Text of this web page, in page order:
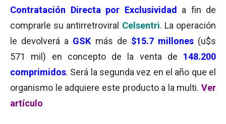
Contratación Directa por Exclusividad
a fin de
comprarle su antirretroviral Celsentri. La operación
le devolverá a GSK más de $15.7 millones (u$s
571 mil) en concepto de la venta de 148.200
comprimidos. Será la segunda vez en el año que el
organismo le adquiere este producto a la multi. Ver
artículo